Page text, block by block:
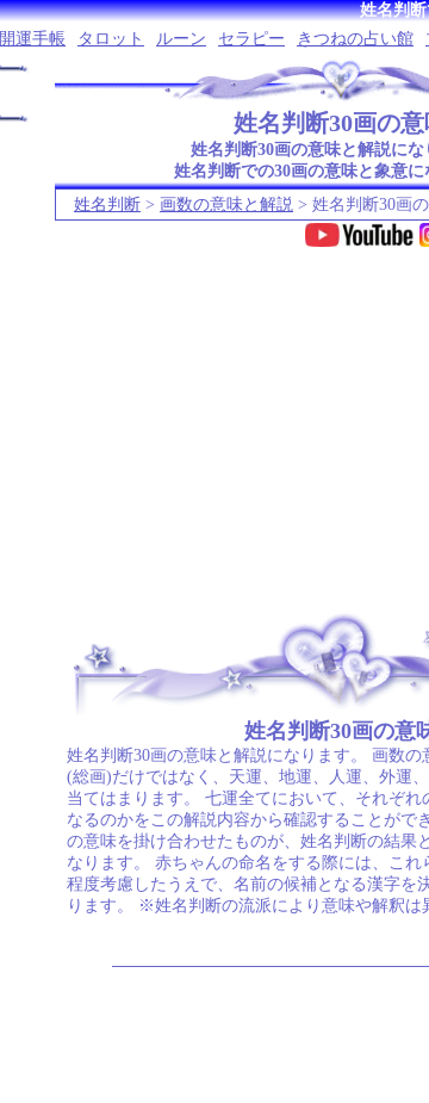
姓名判
開運手帳 タロット ルーン セラピー きつねの占い館
姓名判断30画の
姓名判断30画の意味と解説にな
姓名判断での30画の意味と象意
姓名判断 > 画数の意味と解説 > 姓名判断30画
.
姓名判断30画の意
姓名判断30画の意味と解説になります。 画数
(総画)だけではなく、天運、地運、人運、外運
当てはまります。 七運全てにおいて、それぞ
なるのかをこの解説内容から確認することがで
の意味を掛け合わせたものが、姓名判断の結果
なります。 赤ちゃんの命名をする際には、こ
程度考慮したうえで、名前の候補となる漢字を
ります。 ※姓名判断の流派により意味や解釈は